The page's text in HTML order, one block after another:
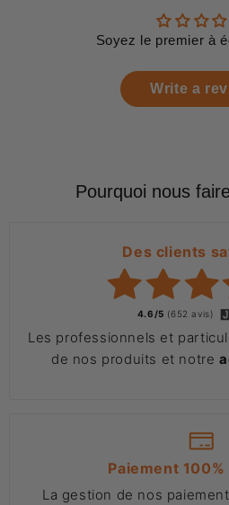
Soyez le premier à
Write a
Pourquoi nous
Des clients
4.6/5 (652 avis)
Les professionnels et
de nos produits et notre
Paiement
La gestion de nos